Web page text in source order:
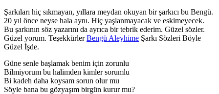
Şarkıları hiç sıkmayan, yıllara meydan okuyan bir şarkıcı bu Bengü.
20 yıl önce neyse hala aynı. Hiç yaşlanmayacak ve eskimeyecek.
Bu şarkının söz yazarını da ayrıca bir tebrik ederim. Güzel sözler.
Güzel yorum. TeşekkürlerBengü Aleyhime Şarkı Sözleri Böyle
Güzel İşde.
Güne senle başlamak benim için zorunlu
Bilmiyorum bu halimden kimler sorumlu
Bi kadeh daha koysam sorun olur mu
Söyle bana bu gözyaşım birgün kurur mu?